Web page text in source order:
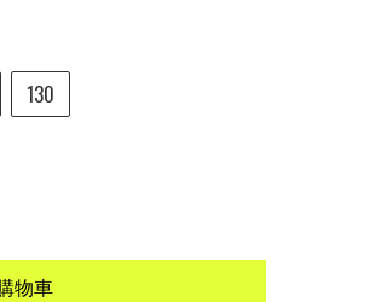
130
物車